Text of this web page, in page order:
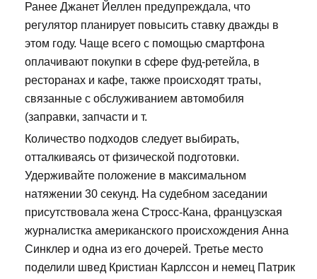
Ранее Джанет Йеллен предупреждала, что
регулятор планирует повысить ставку дважды в
этом году. Чаще всего с помощью смартфона
оплачивают покупки в сфере фуд-ретейла, в
ресторанах и кафе, также происходят траты,
связанные с обслуживанием автомобиля
(заправки, запчасти и т.
Количество подходов следует выбирать,
отталкиваясь от физической подготовки.
Удерживайте положение в максимальном
натяжении 30 секунд. На судебном заседании
присутствовала жена Стросс-Кана, французская
журналистка американского происхождения Анна
Синклер и одна из его дочерей. Третье место
поделили швед Кристиан Карлссон и немец Патрик